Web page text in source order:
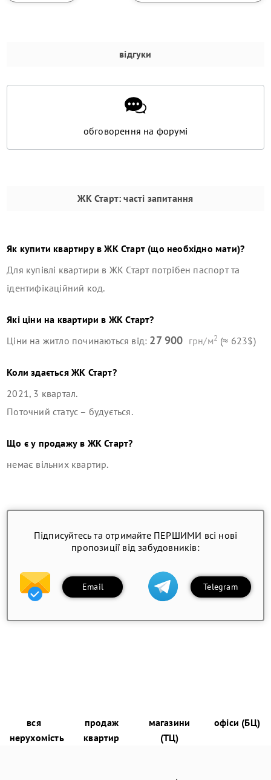
відгуки
обговорення на форумі
ЖК Старт: часті запитання
Як купити квартиру вЖК Старт (що необхідно мати)?
Для купівлі квартири в ЖК Стартпотрібен паспорт та
ідентифікаційний код.
Які ціни на квартири в ЖК Старт?
Ціни на житло починаються від: 27 900 грн/м2 (≈ 623$)
Коли здаєтьсяЖК Старт?
2021, 3 квартал.
Поточний статус – будується.
Що є у продажу в ЖК Старт?
немає вільних квартир.
Підписуйтесь та отримайте ПЕРШИМИ всі нові
пропозиції від забудовників:
Email Telegram
вся
нерухомість
продаж
квартир
магазини
(ТЦ)
офіси (БЦ)